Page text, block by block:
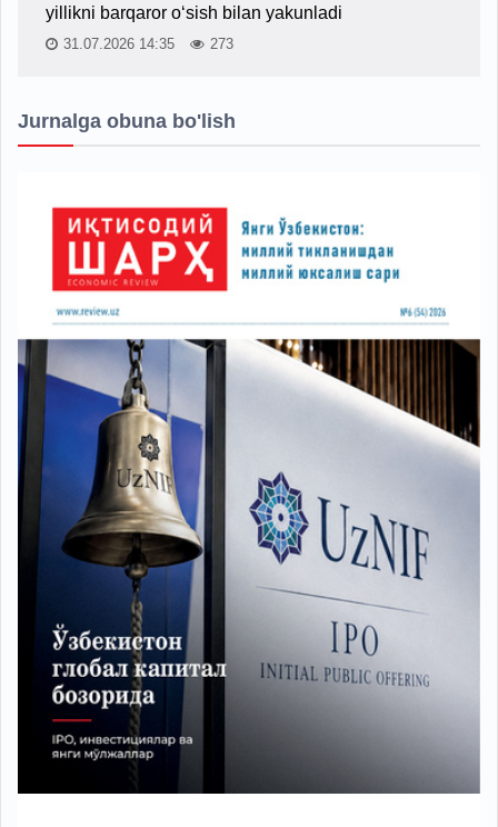
yillikni barqaror o‘sish bilan yakunladi
31.07.2026 14:35 273
Jurnalga obuna bo'lish